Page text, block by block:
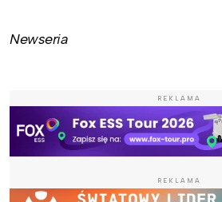
Newseria
REKLAMA
REKLAMA